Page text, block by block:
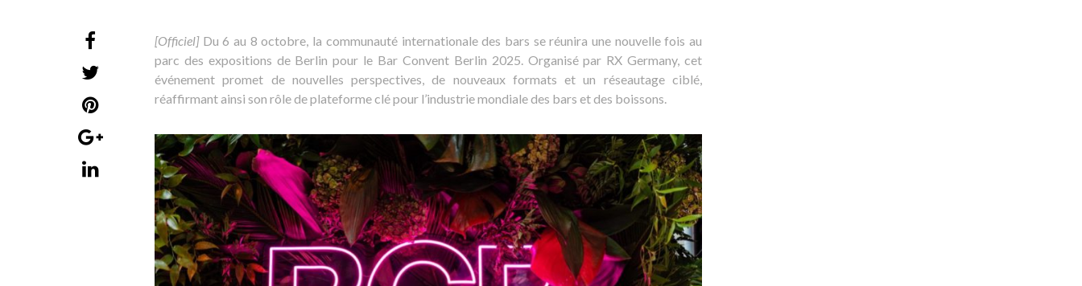
[Officiel]Du 6 au 8 octobre, la communauté internationale des bars se réunira une nouvelle fois au
parc des expositions de Berlin pour le Bar Convent Berlin 2025. Organisé par RX Germany, cet
événement promet de nouvelles perspectives, de nouveaux formats et un réseautage ciblé,
réaffirmant ainsi son rôle de plateforme clé pour l’industrie mondiale des bars et des boissons.